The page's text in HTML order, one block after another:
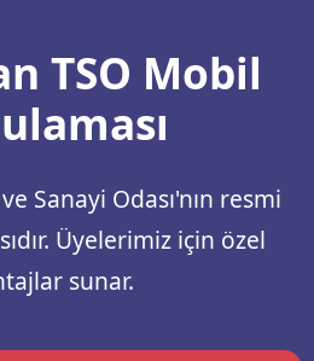
TSO Mobil
Sanayi Odası'nın resmi
Üyelerimiz için özel
sunar.